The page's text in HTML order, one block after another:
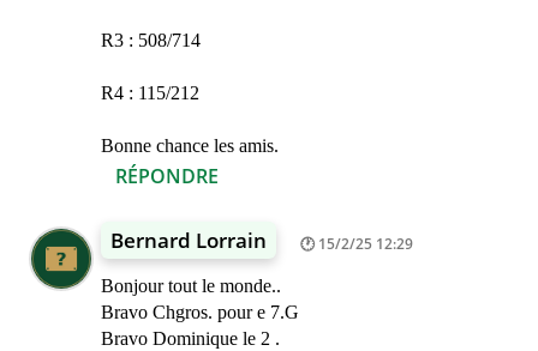
R3 : 508/714
R4 : 115/212
Bonne chance les amis.
RÉPONDRE
Bernard Lorrain 15/2/25 12:29
Bonjour tout le monde..
Bravo Chgros. pour e 7.G
Bravo Dominique le 2 .